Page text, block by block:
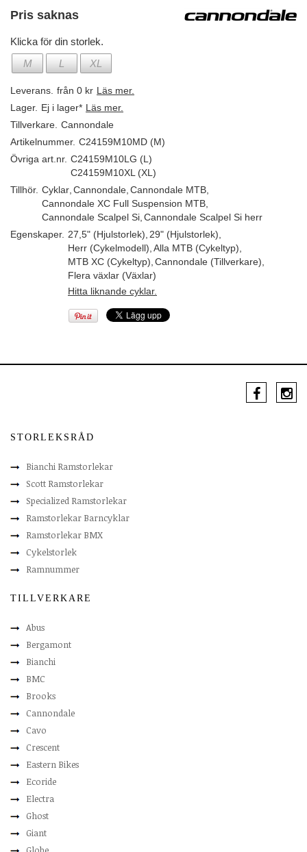
Pris saknas
Klicka för din storlek.
M
L XL
Leverans. från 0 kr Läs mer.
Lager. Ej i lager* Läs mer.
Tillverkare. Cannondale
Artikelnummer. C24159M10MD (M)
Övriga art.nr. C24159M10LG (L)
C24159M10XL (XL)
Tillhör. Cyklar Cannondale Cannondale MTB
Cannondale XC Full Suspension MTB
Cannondale Scalpel Si Cannondale Scalpel Si herr
Egenskaper. 27,5" (Hjulstorlek) 29" (Hjulstorlek)
Herr (Cykelmodell) Alla MTB (Cykeltyp)
MTB XC (Cykeltyp) Cannondale (Tillverkare)
Flera växlar (Växlar)
Hitta liknande cyklar.
STORLEKSRÅD
Bianchi Ramstorlekar
Scott Ramstorlekar
Specialized Ramstorlekar
Ramstorlekar Barncyklar
Ramstorlekar BMX
Cykelstorlek
Ramnummer
TILLVERKARE
Abus
Bergamont
Bianchi
BMC
Brooks
Cannondale
Cavo
Crescent
Eastern Bikes
Ecoride
Electra
Ghost
Giant